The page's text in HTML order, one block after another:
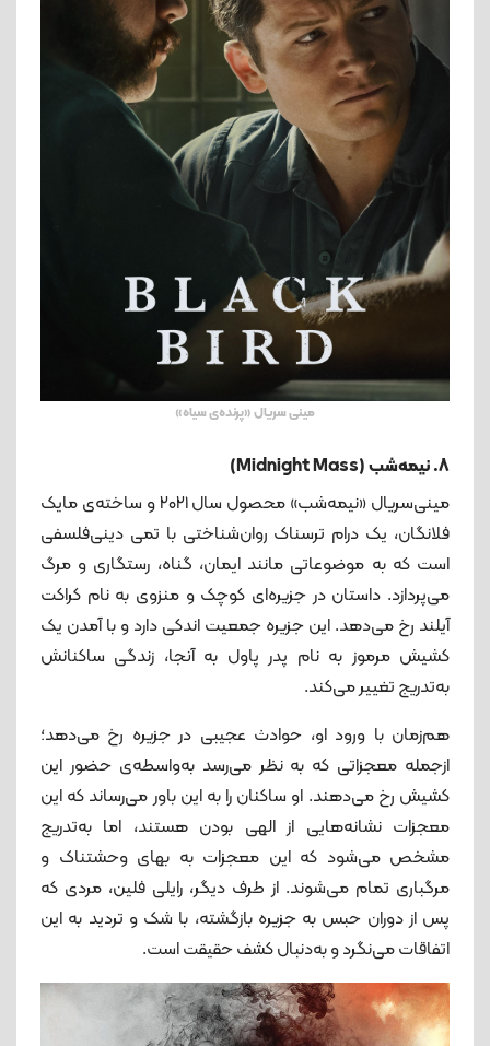
مینی سریال «پرنده‌ی سیاه»
8. نیمه‌شب (Midnight Mass)
مینی‌سریال «نیمه‌شب» محصول سال ۲۰۲۱ و ساخته‌ی مایک
فلانگان، یک درام ترسناک روان‌شناختی با تمی دینی‌فلسفی
است که به موضوعاتی مانند ایمان، گناه، رستگاری و مرگ
می‌پردازد. داستان در جزیره‌ای کوچک و منزوی به نام کراکت
آیلند رخ می‌دهد. این جزیره جمعیت اندکی دارد و با آمدن یک
کشیش مرموز به نام پدر پاول به آنجا، زندگی ساکنانش
به‌تدریج تغییر می‌کند.
هم‌زمان با ورود او، حوادث عجیبی در جزیره رخ می‌دهد؛
ازجمله معجزاتی که به نظر می‌رسد به‌واسطه‌ی حضور این
کشیش رخ می‌دهند. او ساکنان را به این باور می‌رساند که این
معجزات نشانه‌هایی از الهی بودن هستند، اما به‌تدریج
مشخص می‌شود که این معجزات به بهای وحشتناک و
مرگباری تمام می‌شوند. از طرف دیگر، رایلی فلین، مردی که
پس از دوران حبس به جزیره بازگشته، با شک و تردید به این
اتفاقات می‌نگرد و به‌دنبال کشف حقیقت است.